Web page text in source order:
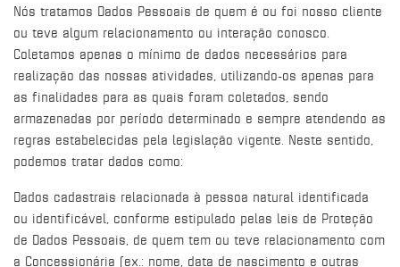
Nós tratamos Dados Pessoais de quem é ou foi nosso cliente
ou teve algum relacionamento ou interação conosco.
Coletamos apenas o mínimo de dados necessários para
realização das nossas atividades, utilizando-os apenas para
as finalidades para as quais foram coletados, sendo
armazenadas por período determinado e sempre atendendo as
regras estabelecidas pela legislação vigente. Neste sentido,
podemos tratar dados como:
Dados cadastrais relacionada à pessoa natural identificada
ou identificável, conforme estipulado pelas leis de Proteção
de Dados Pessoais, de quem tem ou teve relacionamento com
a Concessionária (ex.: nome, data de nascimento e outras